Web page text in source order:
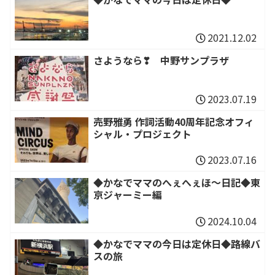
2021.12.02
さようなら❣ 中野サンプラザ
2023.07.19
売野雅勇 作詞活動40周年記念オフィ
シャル・プロジェクト
2023.07.16
◆かなでママのへぇへぇほ～日記◆東
京ジャーミー編
2024.10.04
◆かなでママの今日は定休日◆路線バ
スの旅